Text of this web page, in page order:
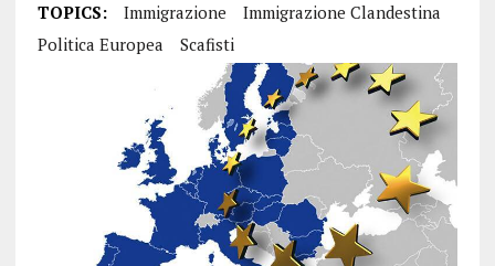
TOPICS: Immigrazione
Immigrazione Clandestina
Politica Europea
Scafisti